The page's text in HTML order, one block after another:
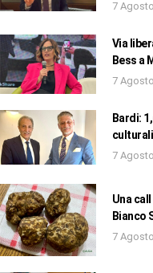
7
Via
Bess a
7
Bardi:
culturali
7
Una
Bianco
7